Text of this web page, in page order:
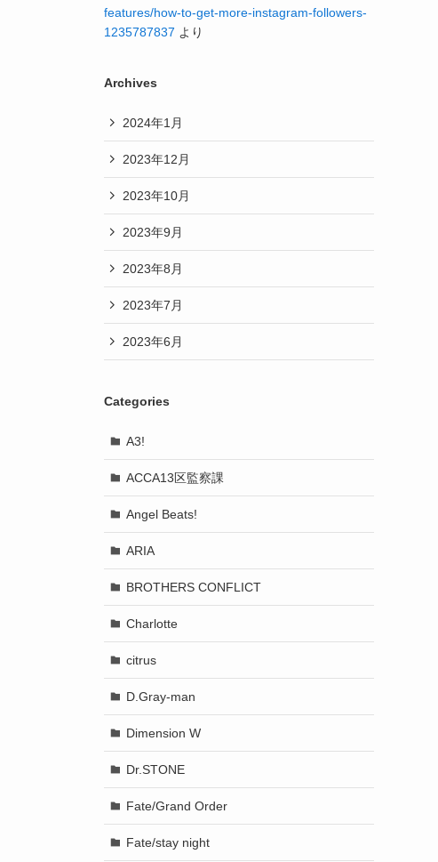
features/how-to-get-more-instagram-followers-
1235787837 より
Archives
2024年1月
2023年12月
2023年10月
2023年9月
2023年8月
2023年7月
2023年6月
Categories
A3!
ACCA13区監察課
Angel Beats!
ARIA
BROTHERS CONFLICT
Charlotte
citrus
D.Gray-man
Dimension W
Dr.STONE
Fate/Grand Order
Fate/stay night